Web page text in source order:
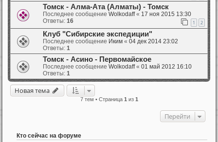
Томск - Алма-Ата (Алматы) - Томск
Последнее сообщение Wolkodaff« 17 ноя 2015 13:30
Ответы: 16 1 2
Клуб "Сибирские экспедиции"
Последнее сообщение Иким « 04 дек 2014 23:02
Ответы: 1
Томск - Асино - Первомайское
Последнее сообщение Wolkodaff« 01 май 2012 16:10
Ответы: 1
Новая тема
7 тем • Страница 1 из 1
Перейти
Кто сейчас на форуме